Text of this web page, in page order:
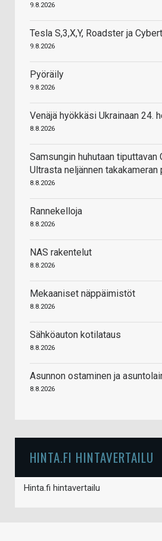
9.8.2026
Tesla S,3,X,Y, Roadster ja
9.8.2026
Pyöräily
9.8.2026
Venäjä hyökkäsi Ukrainaan 24.
8.8.2026
Samsungin huhutaan tiputtavan
Ultrasta neljännen takakameran
8.8.2026
Rannekelloja
8.8.2026
NAS rakentelut
8.8.2026
Mekaaniset näppäimistöt
8.8.2026
Sähköauton kotilataus
8.8.2026
Asunnon ostaminen ja
8.8.2026
HINTA.FI HINTAVERTAILU
Hinta.fi hintavertailu